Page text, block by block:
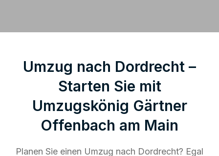
Umzug nach Dordrecht –
Starten Sie mit
Umzugskönig Gärtner
Offenbach am Main
Planen Sie einen Umzug nach Dordrecht? Egal